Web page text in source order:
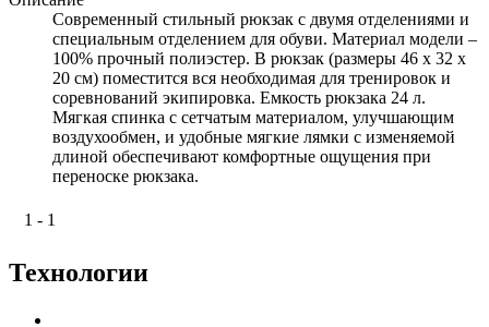
Современный стильный рюкзак с двумя отделениями и
специальным отделением для обуви. Материал модели –
100% прочный полиэстер. В рюкзак (размеры 46 х 32 х
20 см) поместится вся необходимая для тренировок и
соревнований экипировка. Емкость рюкзака 24 л.
Мягкая спинка с сетчатым материалом, улучшающим
воздухообмен, и удобные мягкие лямки с изменяемой
длиной обеспечивают комфортные ощущения при
переноске рюкзака.
1 - 1
Технологии